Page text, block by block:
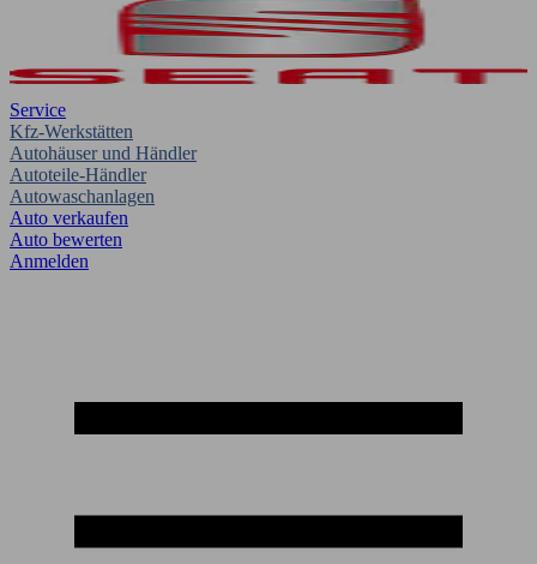
Service
Kfz-Werkstätten
Autohäuser und Händler
Autoteile-Händler
Autowaschanlagen
Auto verkaufen
Auto bewerten
Anmelden